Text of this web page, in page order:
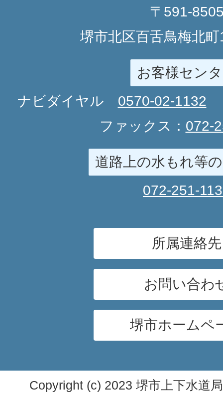
〒591-
堺市北区百舌鳥梅北
お客様セン
ナビダイヤル 0570-02-1132
ファックス： 072-
道路上の水もれ等
072-251-
所属連絡先
お問い合わ
堺市ホームペ
Copyright (c) 2023 堺市上下水道